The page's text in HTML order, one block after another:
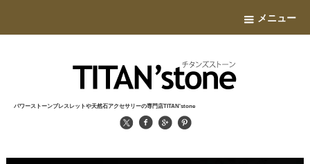
メニュー
パワーストーンブレスレットや天然石アクセサリーの専門店TITAN'stone